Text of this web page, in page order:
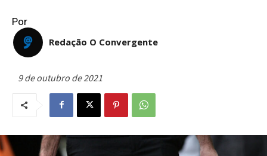
Por
Redação O Convergente
9 de outubro de 2021